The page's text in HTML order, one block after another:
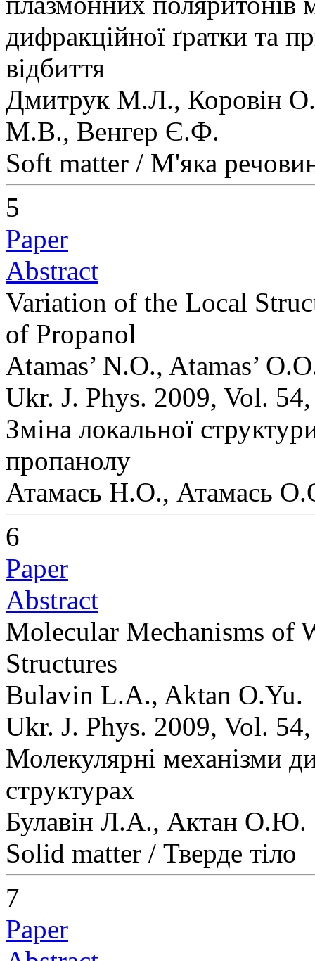
дифракційної ґратки та
відбиття
Дмитрук М.Л., Коровін
М.В., Венгер Є.Ф.
Soft matter / М'яка
5
Paper
Abstract
Variation of the Local
of Propanol
Atamas’ N.O., Atamas’
Ukr. J. Phys. 2009, Vol.
Зміна локальної
пропанолу
Атамась Н.О., Атамась
6
Paper
Abstract
Molecular Mechanisms of
Structures
Bulavin L.A., Aktan O.Yu.
Ukr. J. Phys. 2009, Vol.
Молекулярні механізми
структурах
Булавін Л.А., Актан О.Ю.
Solid matter / Тверде тіло
7
Paper